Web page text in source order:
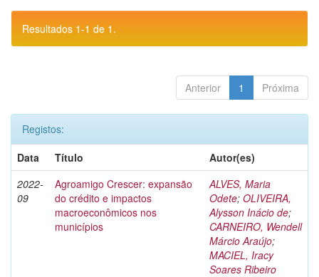
Resultados 1-1 de 1.
Anterior 1 Próxima
Registos:
Data
Título
Autor(es)
2022-
09
Agroamigo Crescer: expansão
do crédito e impactos
macroeconômicos nos
municípios
ALVES, Maria
Odete; OLIVEIRA,
Alysson Inácio de;
CARNEIRO, Wendell
Márcio Araújo;
MACIEL, Iracy
Soares Ribeiro